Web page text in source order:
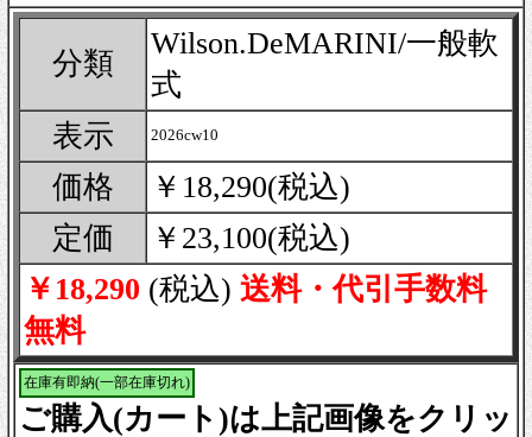
分類
Wilson.DeMARINI/一般軟
式
表示
2026cw10
価格
￥18,290(税込)
定価
￥23,100(税込)
￥18,290 (税込) 送料・代引手数料
無料
在庫有即納(一部在庫切れ)
ご購入(カート)は上記画像をクリッ